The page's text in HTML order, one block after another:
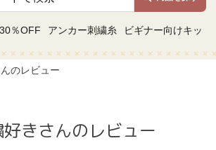
％OFF アンカー刺繍糸 ビギナー向けキット
す
のレビュー
きさんのレビュー